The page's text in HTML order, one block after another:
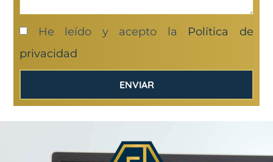
He leído y acepto la Política de
privacidad
ENVIAR